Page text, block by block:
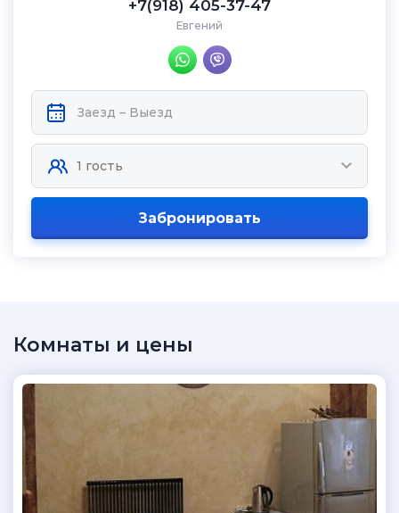
+7(918) 405-37-47
Евгений
Забронировать
Комнаты и цены